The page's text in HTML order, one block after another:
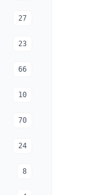
27
23
66
10
70
24
8